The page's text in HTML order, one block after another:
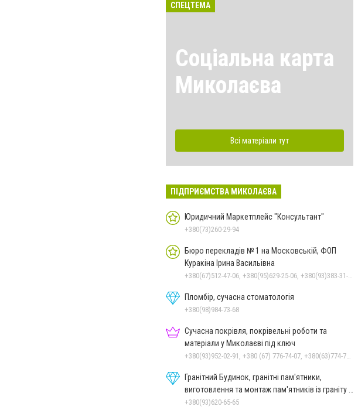
СПЕЦТЕМА
Соціальна карта
Миколаєва
Всі матеріали тут
ПІДПРИЄМСТВА МИКОЛАЄВА
Юридичний Маркетплейс "Консультант"
+380(73)260-29-94
Бюро перекладів № 1 на Московській, ФОП
Куракіна Ірина Васильівна
Пломбір, сучасна стоматологія
+380(98)984-73-68
Сучасна покрівля, покрівельні роботи та
матеріали у Миколаєві під ключ
Гранітний Будинок, гранітні пам'ятники,
виготовлення та монтаж пам'ятників із граніту в
Миколаєві
+380(93)620-65-65